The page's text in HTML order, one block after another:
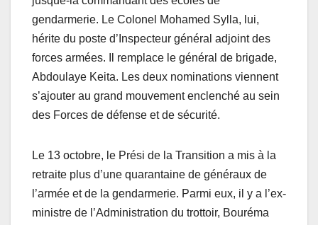
gendarmerie. Le Colonel Mohamed Sylla, lui,
hérite du poste d’Inspecteur général adjoint des
forces armées. Il remplace le général de brigade,
Abdoulaye Keita. Les deux nominations viennent
s’ajouter au grand mouvement enclenché au sein
des Forces de défense et de sécurité.
Le 13 octobre, le Prési de la Transition a mis à la
retraite plus d’une quarantaine de généraux de
l’armée et de la gendarmerie. Parmi eux, il y a l’ex-
ministre de l’Administration du trottoir, Bouréma